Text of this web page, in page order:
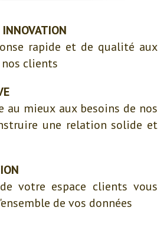
rapide et de qualité aux
clients
au mieux aux besoins de nos
une relation solide et
votre espace clients vous
de vos données